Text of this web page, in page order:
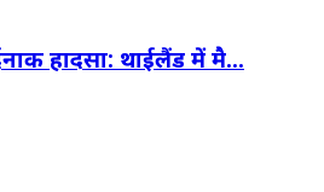
हादसा: थाईलैंड में मै...